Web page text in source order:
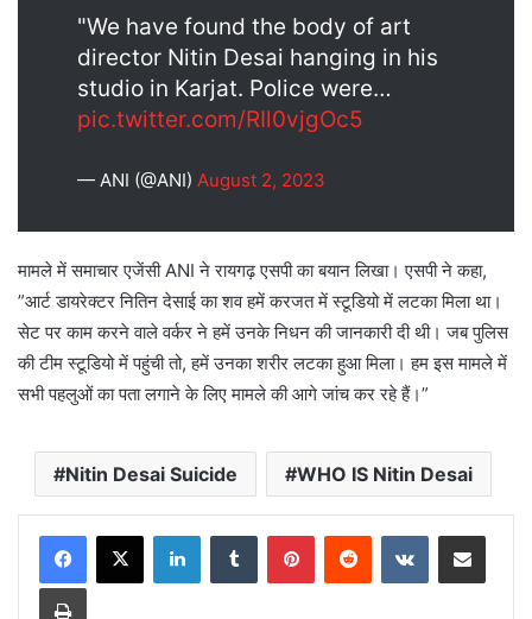
"We have found the body of art
director Nitin Desai hanging in his
studio in Karjat. Police were…
pic.twitter.com/RIl0vjgOc5
— ANI (@ANI) August 2, 2023
मामले में समाचार एजेंसी ANI ने रायगढ़ एसपी का बयान लिखा। एसपी ने कहा,
”आर्ट डायरेक्टर नितिन देसाई का शव हमें करजत में स्टूडियो में लटका मिला था।
सेट पर काम करने वाले वर्कर ने हमें उनके निधन की जानकारी दी थी। जब पुलिस
की टीम स्टूडियो में पहुंची तो, हमें उनका शरीर लटका हुआ मिला। हम इस मामले में
सभी पहलुओं का पता लगाने के लिए मामले की आगे जांच कर रहे हैं।”
Nitin Desai Suicide WHO IS Nitin Desai
LinkedInTumblr PinterestReddit VKontakteShare via Email
Print